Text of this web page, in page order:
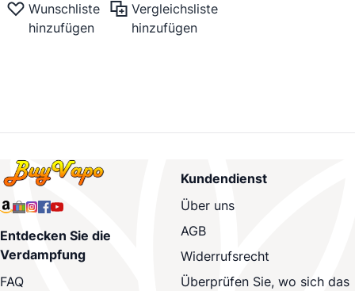
Wunschliste
hinzufügen
Vergleichsliste
hinzufügen
Entdecken Sie die
Verdampfung
FAQ
Kundendienst
Über uns
AGB
Widerrufsrecht
Überprüfen Sie, wo sich das